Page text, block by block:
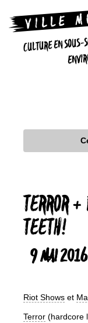
CULTURE EN
TERROR
TEETH!
9 MAI
Riot Shows et
Terror (hardcore